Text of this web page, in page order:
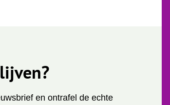
en ontrafel de echte